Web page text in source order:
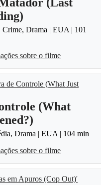
Crime, Drama | EUA | 101
sobre o filme
(What
Drama | EUA | 104 min
sobre o filme